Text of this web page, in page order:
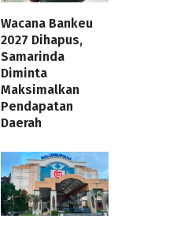
Wacana Bankeu
2027 Dihapus,
Samarinda
Diminta
Maksimalkan
Pendapatan
Daerah